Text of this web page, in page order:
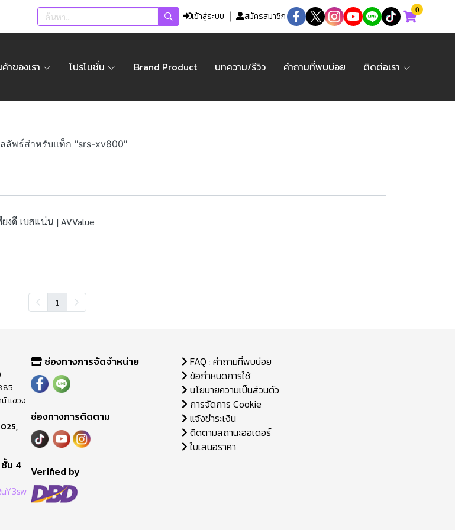
เข้าสู่ระบบ สมัครสมาชิก
0
าของเรา โปรโมชั่น Brand Product บทความ/รีวิว คำถามที่พบบ่อย ติดต่อเรา
ลลัพธ์สำหรับแท็ก "srs-xv800"
งดี เบสแน่น | AVValue
1
แขวง
,
น 4
ช่องทางการจัดจำหน่าย
ช่องทางการติดตาม
Verified by
FAQ : คำถามที่พบบ่อย
ข้อกำหนดการใช้
นโยบายความเป็นส่วนตัว
การจัดการ Cookie
แจ้งชำระเงิน
ติดตามสถานะออเดอร์
ใบเสนอราคา